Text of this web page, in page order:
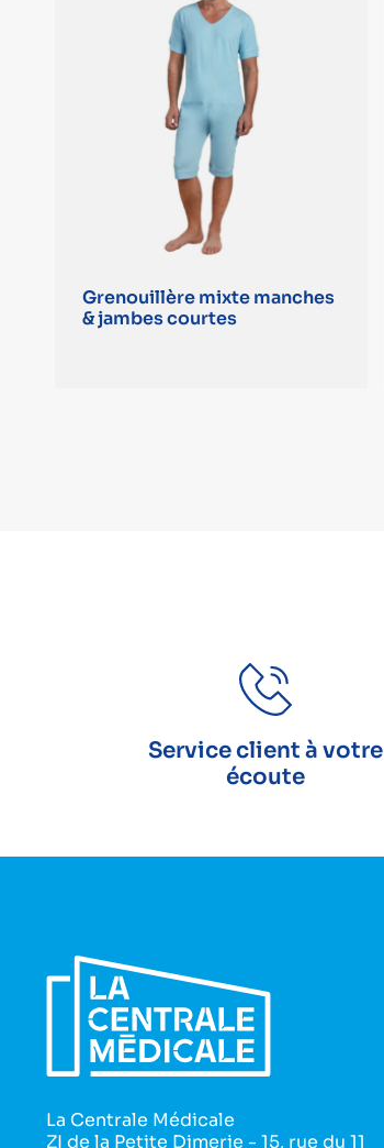
Grenouillère mixte manches
& jambes courtes
Service client à votre
écoute
La Centrale Médicale
ZI de la Petite Dimerie - 15, rue du 11